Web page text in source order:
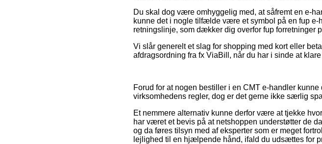
Du skal dog være omhyggelig med, at såfremt en e-
kunne det i nogle tilfælde være et symbol på en fup e-
retningslinje, som dækker dig overfor fup forretninger
Vi slår generelt et slag for shopping med kort eller
afdragsordning fra fx ViaBill, når du har i sinde at
Forud for at nogen bestiller i en CMT e-handler
virksomhedens regler, dog er det gerne ikke særlig
Et nemmere alternativ kunne derfor være at tjekke
har været et bevis på at netshoppen understøtter de
og da føres tilsyn med af eksperter som er meget
lejlighed til en hjælpende hånd, ifald du udsættes for